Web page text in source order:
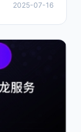
2025-07-16